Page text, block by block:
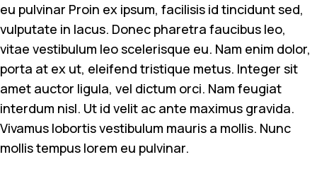
eu pulvinar Proin ex ipsum, facilisis id tincidunt sed,
vulputate in lacus. Donec pharetra faucibus leo,
vitae vestibulum leo scelerisque eu. Nam enim dolor,
porta at ex ut, eleifend tristique metus. Integer sit
amet auctor ligula, vel dictum orci. Nam feugiat
interdum nisl. Ut id velit ac ante maximus gravida.
Vivamus lobortis vestibulum mauris a mollis. Nunc
mollis tempus lorem eu pulvinar.